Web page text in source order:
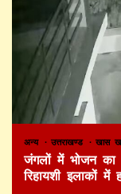
अन्य उत्तराखण्ड खास
जंगलों में भोजन का
रिहायशी इलाकों में